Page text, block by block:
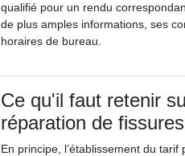
qualifié pour un rendu
de plus amples informations, ses
horaires de bureau.
Ce qu'il faut retenir
réparation de
En principe, l’établissement du